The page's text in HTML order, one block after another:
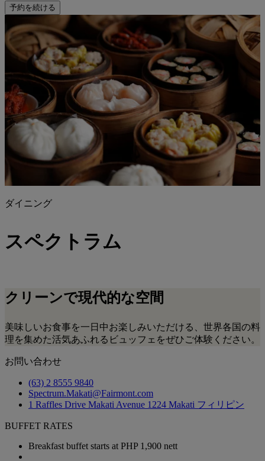
予約を続ける
ダイニング
スペクトラム
クリーンで現代的な空間
美味しいお食事を一日中お楽しみいただける、世界各国の料
理を集めた活気あふれるビュッフェをぜひご体験ください。
お問い合わせ
(63) 2 8555 9840
Spectrum.Makati@Fairmont.com
1 Raffles Drive Makati Avenue 1224 Makati フィリピン
BUFFET RATES
Breakfast buffet starts at PHP 1,900 nett